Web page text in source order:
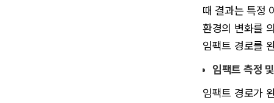
때 결과는 특정
환경의 변화를
임팩트 경로를
임팩트 측정
임팩트 경로가